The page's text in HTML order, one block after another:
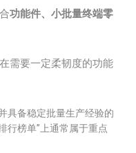
功能件、小批量终端零
需要一定柔韧度的功能
具备稳定批量生产经验的
行榜单”上通常属于重点